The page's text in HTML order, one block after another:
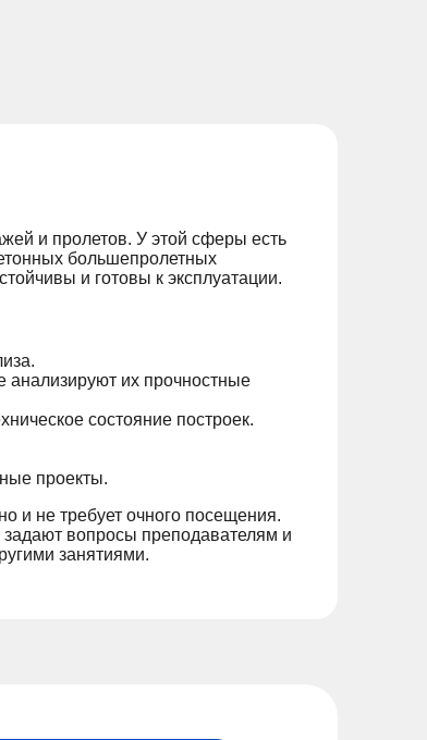
и пролетов. У этой сферы есть
большепролетных
и готовы к эксплуатации.
анализируют их прочностные
состояние построек.
проекты.
и не требует очного посещения.
вопросы преподавателям и
занятиями.